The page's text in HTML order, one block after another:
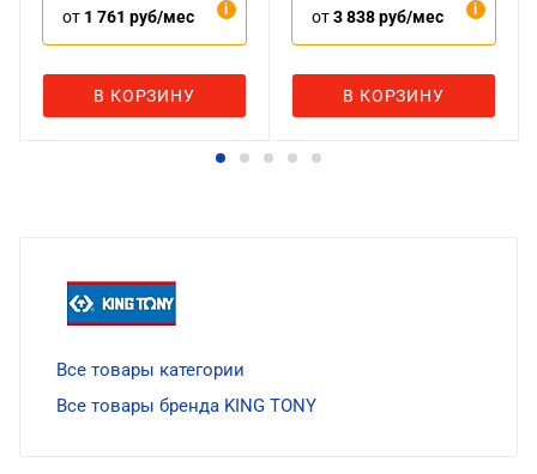
от 1 761 руб/мес
В КОРЗИНУ
от3 838 руб/мес
В КОРЗИНУ
Все товары категории
Все товары бренда KING TONY